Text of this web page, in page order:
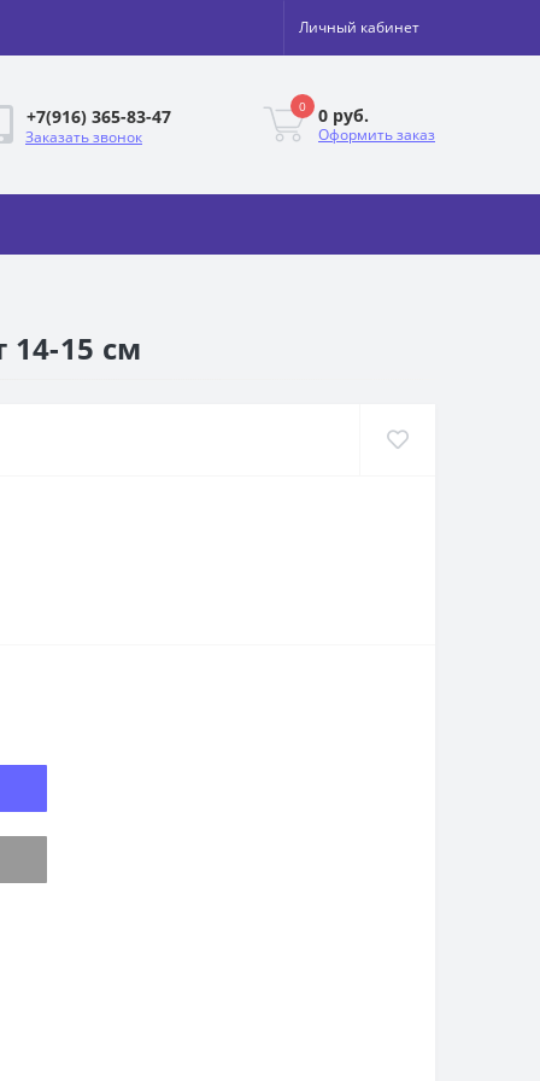
Личный кабинет
+7(916) 365-83-47
Заказать звонок
0 0 руб.
Оформить заказ
14-15 см